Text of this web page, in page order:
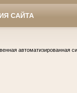
САЙТА
автоматизированная